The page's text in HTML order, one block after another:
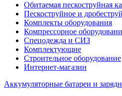
Обитаемая пескоструйная
Пескоструйное и
Комплекты оборудования
Компрессорное
Спецодежда и СИЗ
Комплектующие
Строительное оборудование
Интернет-магазин
Аккумуляторные батареи и